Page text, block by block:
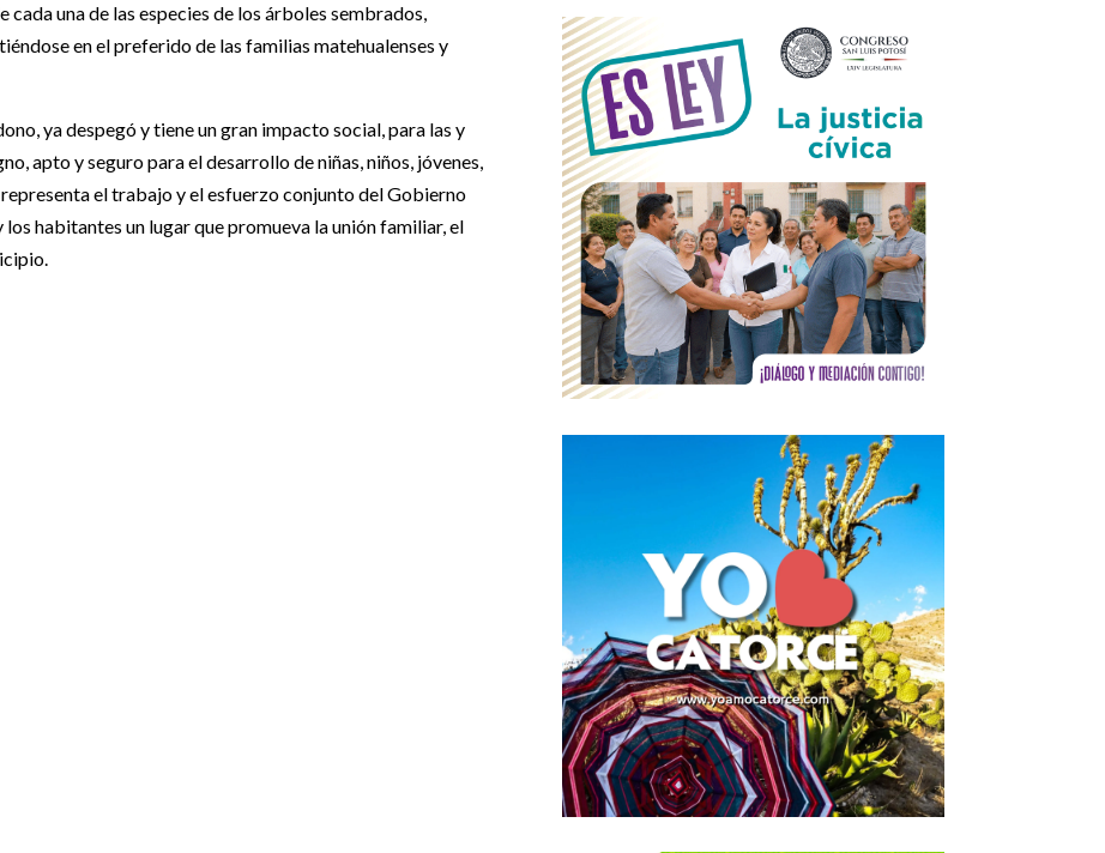
una de las especies de los árboles sembrados,
en el preferido de las familias matehualenses y
ya despegó y tiene un gran impacto social, para las y
apto y seguro para el desarrollo de niñas, niños, jóvenes,
representa el trabajo y el esfuerzo conjunto del Gobierno
habitantes un lugar que promueva la unión familiar, el